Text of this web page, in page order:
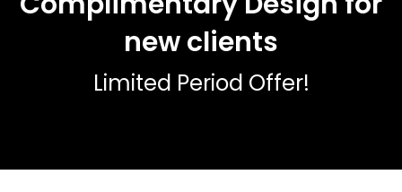
new clients
Limited Period Offer!